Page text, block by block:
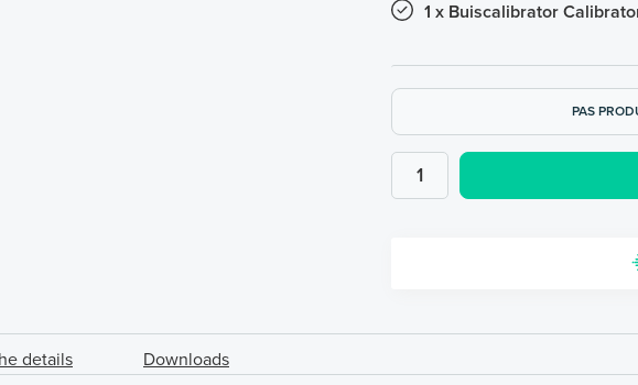
1 x Buiscalibrator
PAS
details Downloads